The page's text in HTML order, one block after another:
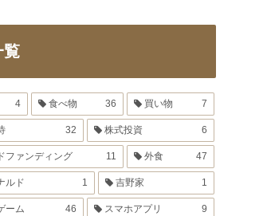
覧
4 食べ物 36 買い物 7
32 株式投資 6
ファンディング 11 外食 47
ルド 1 吉野家 1
ーム 46 スマホアプリ 9